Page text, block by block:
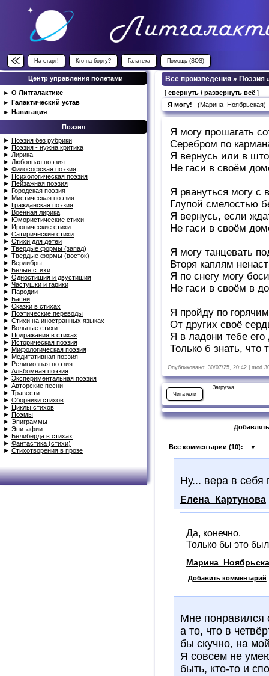
На старт! Кто на борту? Галатека Помощь (SOS)
Центр управления полётами
► О Литгалактике
► Галактический устав
► Навигация
Поэзия
► Поэзия без рубрики
► Поэзия - нужна критика
► Лирика
► Любовная поэзия
► Философская поэзия
► Психологическая поэзия
► Пейзажная поэзия
► Городская поэзия
► Мистическая поэзия
► Гражданская поэзия
► Военная лирика
► Юмористические стихи
► Иронические стихи
► Сатирические стихи
► Стихи для детей
► Твердые формы (запад)
► Твердые формы (восток)
► Верлибры
► Белые стихи
► Одностишия и двустишия
► Частушки и гарики
► Пародии
► Басни
► Сказки в стихах
► Поэтические переводы
► Стихи на иностранных языках
► Вольные стихи
► Подражания в стихах
► Историческая поэзия
► Мифологическая поэзия
► Медитативная поэзия
► Религиозная поэзия
► Альбомная поэзия
► Экспериментальная поэзия
► Авторские песни
► Травести
► Сборники стихов
►
Циклы стихов
► Поэмы
► Эпиграммы
► Эпитафии
► Белиберда в стихах
► Фантастика (стихи)
► Стихотворения в прозе
Все произведения » Поэзия
[свернуть / развернуть всё ]
Я могу!
(Марина_Ноябрьская
Я могу прошагать
Серебром по
Я вернусь или в
Не гаси в своём
Я рвануться могу с
Глупой смелостью
Я вернусь, если
Не гаси в своём
Я могу танцевать
Вторя каплям
Я по снегу могу
Не гаси в своём в
Я пройду по
От других своё
Я в ладони тебе его
Только б знать,
Опубликовано: 30/07/25, 20:42 | mod
Читатели
Загрузка...
Все комментарии (10): ▼
Ну... вера в себя
Елена_Картунова
Да, конечно.
Только бы это
Добавить комментарий
Мне понравился
а то, что в
бы скучно, на
Я совсем не
быть, кто-то и